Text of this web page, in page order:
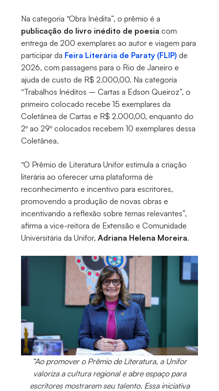
Na categoria “Obra Inédita”, o prêmio é a
publicação do livro inédito de poesia com
entrega de 200 exemplares ao autor e viagem para
participar da Feira Literária de Paraty (FLIP) de
2026, com passagens para o Rio de Janeiro e
ajuda de custo de R$ 2.000,00. Na categoria
“Trabalhos Inéditos – Cartas a Edson Queiroz”, o
primeiro colocado recebe 15 exemplares da
Coletânea de Cartas e R$ 2.000,00, enquanto do
2º ao 29º colocados recebem 10 exemplares dessa
Coletânea.
“O Prêmio de Literatura Unifor estimula a criação
literária ao oferecer uma plataforma de
reconhecimento e incentivo para escritores,
promovendo a produção de novas obras e
incentivando a reflexão sobre temas relevantes”,
afirma a vice-reitora de Extensão e Comunidade
Universitária da Unifor, Adriana Helena Moreira.
“Ao promover o Prêmio de Literatura, a Unifor
valoriza a cultura regional e abre espaço para
escritores mostrarem seu talento. Essa iniciativa